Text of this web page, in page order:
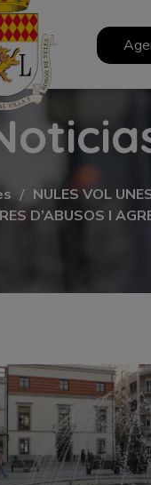
NULES VOL
D’ABUSOS I